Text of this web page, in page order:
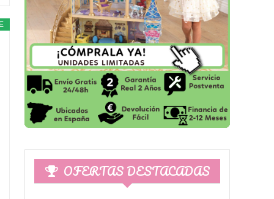
OFERTAS DESTACADAS